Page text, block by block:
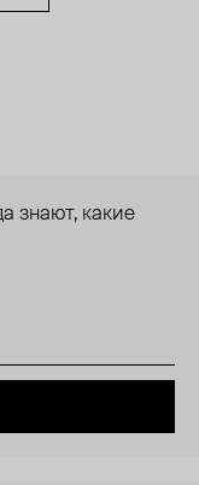
знают, какие